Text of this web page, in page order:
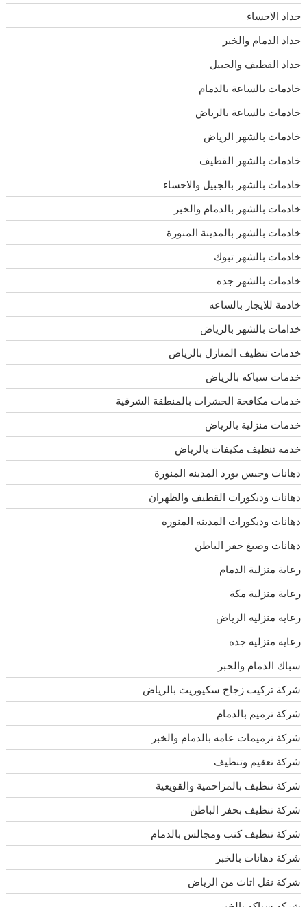
حداد الاحساء
حداد الدمام والخبر
حداد القطيف والجبيل
خادمات بالساعة بالدمام
خادمات بالساعة بالرياض
خادمات بالشهر الرياض
خادمات بالشهر القطيف
خادمات بالشهر بالجبيل والاحساء
خادمات بالشهر بالدمام والخبر
خادمات بالشهر بالمدينة المنورة
خادمات بالشهر تبوك
خادمات بالشهر جده
خادمة للايجار بالساعه
خدامات بالشهر بالرياض
خدمات تنظيف المنازل بالرياض
خدمات سباكه بالرياض
خدمات مكافحة الحشرات بالمنطقة الشرقية
خدمات منزلية بالرياض
خدمه تنظيف مكيفات بالرياض
دهانات وجبس بورد المدينه المنورة
دهانات وديكورات القطيف والظهران
دهانات وديكورات المدينه المنوره
دهانات وصبغ حفر الباطن
رعاية منزلية الدمام
رعاية منزلية مكة
رعايه منزليه الرياض
رعايه منزليه جده
سباك الدمام والخبر
شركة تركيب زجاج سكيوريت بالرياض
شركة ترميم بالدمام
شركة ترميمات عامه بالدمام والخبر
شركة تعقيم وتنظيف
شركة تنظيف بالمزاحمية والقويعية
شركة تنظيف بحفر الباطن
شركة تنظيف كنب ومجالس بالدمام
شركة دهانات بالخبر
شركة نقل اثاث من الرياض